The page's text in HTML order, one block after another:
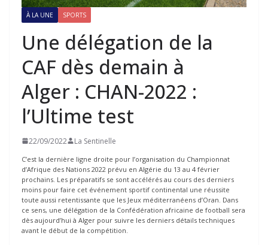
À LA UNE SPORTS
Une délégation de la
CAF dès demain à
Alger : CHAN-2022 :
l’Ultime test
22/09/2022 La Sentinelle
C’est la dernière ligne droite pour l’organisation du Championnat
d’Afrique des Nations 2022 prévu en Algérie du 13 au 4 février
prochains. Les préparatifs se sont accélérés au cours des derniers
moins pour faire cet événement sportif continental une réussite
toute aussi retentissante que les Jeux méditerranéens d’Oran. Dans
ce sens, une délégation de la Confédération africaine de football sera
dès aujourd’hui à Alger pour suivre les derniers détails techniques
avant le début de la compétition.